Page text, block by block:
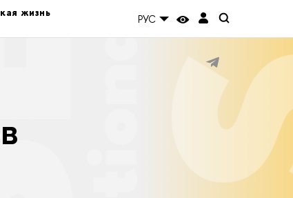
жизнь
РУС